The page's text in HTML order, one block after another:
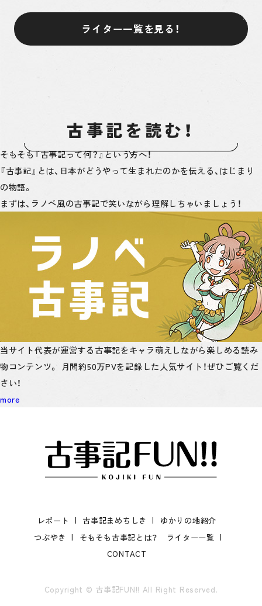
ライター一覧を見る！
古事記を読む！
そもそも『古事記って何？』という方へ！
『古事記』とは、日本がどうやって生まれたのかを伝える、はじまり
の物語。
まずは、ラノベ風の古事記で笑いながら理解しちゃいましょう！
当サイト代表が運営する古事記をキャラ萌えしながら楽しめる読み
物コンテンツ。 月間約50万PVを記録した人気サイト！ぜひご覧くだ
さい！
more
レポート 古事記まめちしき
ゆかりの地紹介
つぶやき
そもそも古事記とは？
ライター一覧
CONTACT
Copyright © 古事記FUN!! All Right Reserved.